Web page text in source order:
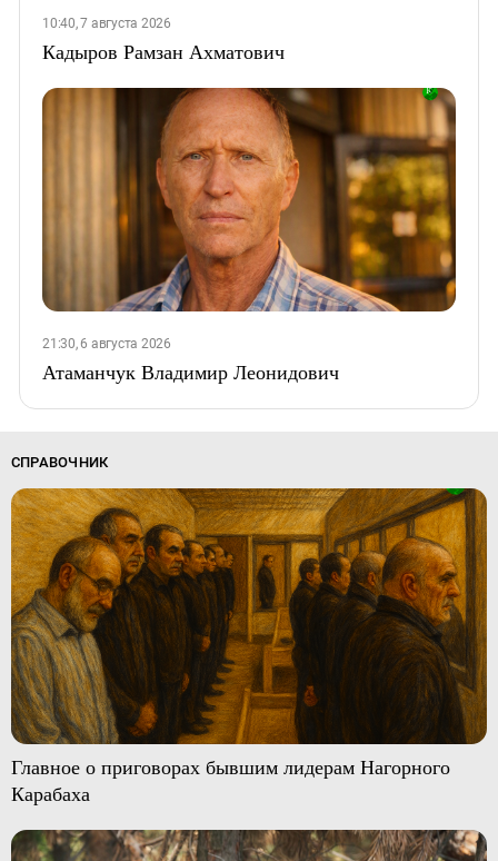
10:40, 7 августа 2026
Кадыров Рамзан Ахматович
21:30, 6 августа 2026
Атаманчук Владимир Леонидович
СПРАВОЧНИК
Главное о приговорах бывшим лидерам Нагорного
Карабаха